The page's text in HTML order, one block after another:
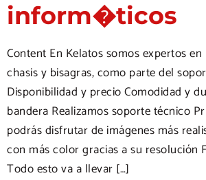
inform�ticos
Content En Kelatos somos expertos
chasis y bisagras, como parte del
Disponibilidad y precio Comodidad y
bandera Realizamos soporte técnico
podrás disfrutar de imágenes más
con más color gracias a su resolución
Todo esto va a llevar […]